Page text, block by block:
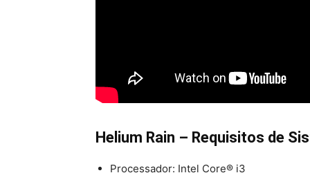
Helium Rain – Requisitos de
Processador: Intel Core® i3